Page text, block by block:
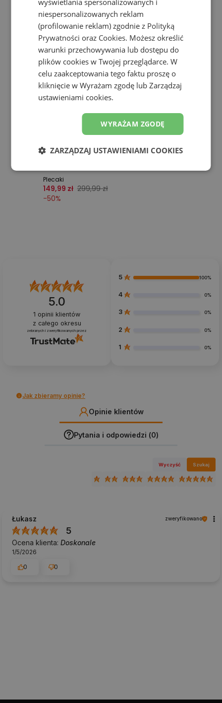
Promocja
Plecaki
149,99 zł 299,99 zł
-50%
5.0
1 opinii klientów
z całego okresu
zebranych i zweryfikowanych przez
5 100%
4 0%
3 0%
2 0%
1 0%
Jak zbieramy opinie?
Opinie klientów
Pytania i odpowiedzi (0)
Wyczyść Szukaj
Łukasz zweryfikowano
5
Ocena klienta: Doskonale
1/5/2026
0
0
niespersonalizowanych reklam
(profilowanie reklam) zgodnie z Polityką
Prywatności oraz Cookies. Możesz określić
warunki przechowywania lub dostępu do
plików cookies w Twojej przeglądarce. W
celu zaakceptowania tego faktu proszę o
kliknięcie w Wyrażam zgodę lub Zarządzaj
ustawieniami cookies.
WYRAŻAM ZGODĘ
ZARZĄDZAJ USTAWIENIAMI COOKIES